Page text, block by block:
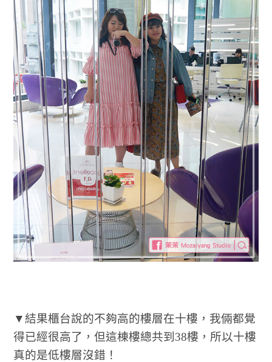
▼結果櫃台說的不夠高的樓層在十樓，我倆都覺
得已經很高了，但這棟樓總共到38樓，所以十樓
真的是低樓層沒錯！